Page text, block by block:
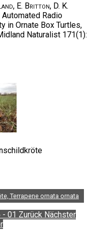
E. Britton, D. K.
Radio
in Ornate Box Turtles,
Naturalist 171(1):
Terrapene ornata ornata
01 Zurück Nächster